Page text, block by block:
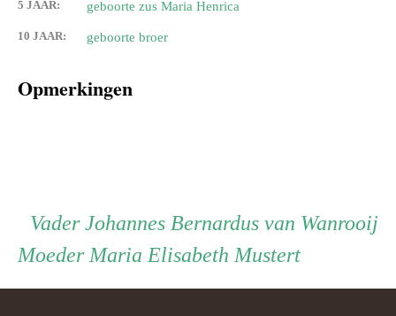
5 JAAR: geboorte zus Maria Henrica
10 JAAR: geboorte broer
Opmerkingen
Persoon
ouder
VaderVader
Johannes Bernardus van Wanrooij
Moeder Moeder
Maria Elisabeth Mustert